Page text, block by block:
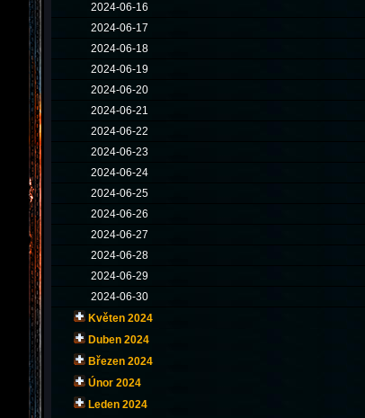
2024-06-16
2024-06-17
2024-06-18
2024-06-19
2024-06-20
2024-06-21
2024-06-22
2024-06-23
2024-06-24
2024-06-25
2024-06-26
2024-06-27
2024-06-28
2024-06-29
2024-06-30
Květen 2024
Duben 2024
Březen 2024
Únor 2024
Leden 2024